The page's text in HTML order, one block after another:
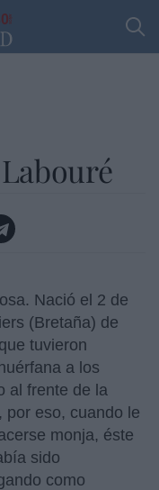
Nació el 2 de
(Bretaña) de
tuvieron
a los
al frente de la
por eso, cuando le
monja, éste
sido
como